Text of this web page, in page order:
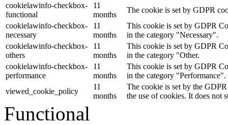
cookielawinfo-checkbox-
functional
11
months
The cookie is set by GDPR
cookielawinfo-checkbox-
necessary
11
months
This cookie is set by GDPR
in the category "Necessary".
cookielawinfo-checkbox-
others
11
months
This cookie is set by GDPR
in the category "Other.
cookielawinfo-checkbox-
performance
11
months
This cookie is set by GDPR
in the category "Performance".
viewed_cookie_policy
11
months
The cookie is set by the
the use of cookies. It does not
Functional